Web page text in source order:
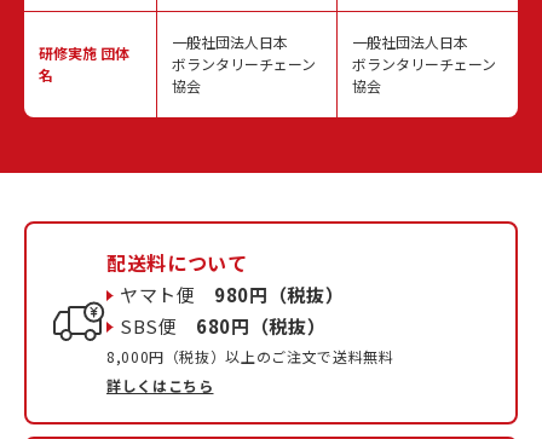
研修実施 団体
名
一般社団法人日本
ボランタリーチェーン
協会
一般社団法人日本
ボランタリーチェーン
協会
配送料について
ヤマト便 980円（税抜）
SBS便 680円（税抜）
8,000円（税抜）以上のご注文で送料無料
詳しくはこちら